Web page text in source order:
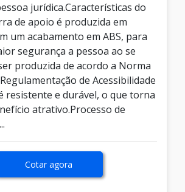
jurídica.Características do
de apoio é produzida em
um acabamento em ABS, para
segurança a pessoa ao se
produzida de acordo a Norma
de Acessibilidade
resistente e durável, o que torna
atrativo.Processo de
Cotar agora